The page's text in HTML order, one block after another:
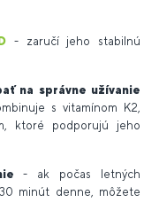
- zaručí jeho stabilnú
na správne užívanie
s vitamínom K2,
ktoré podporujú jeho
- ak počas letných
minút denne, môžete